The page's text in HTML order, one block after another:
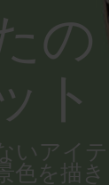
ト
いアイ
色を描